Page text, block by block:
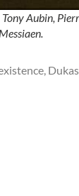
Aubin,